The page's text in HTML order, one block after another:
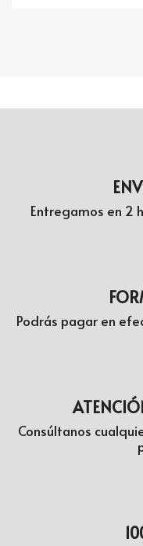
Entregamos en 2
Podrás pagar en
Consúltanos